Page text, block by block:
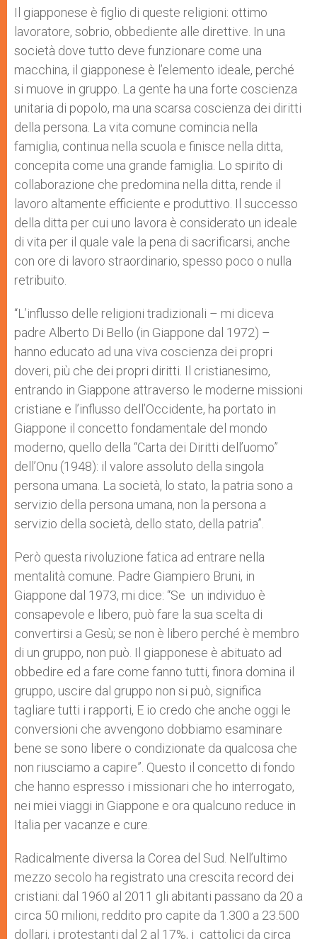
Il giapponese è figlio di queste religioni: ottimo
lavoratore, sobrio, obbediente alle direttive. In una
società dove tutto deve funzionare come una
macchina, il giapponese è l’elemento ideale, perché
si muove in gruppo. La gente ha una forte coscienza
unitaria di popolo, ma una scarsa coscienza dei diritti
della persona. La vita comune comincia nella
famiglia, continua nella scuola e finisce nella ditta,
concepita come una grande famiglia. Lo spirito di
collaborazione che predomina nella ditta, rende il
lavoro altamente efficiente e produttivo. Il successo
della ditta per cui uno lavora è considerato un ideale
di vita per il quale vale la pena di sacrificarsi, anche
con ore di lavoro straordinario, spesso poco o nulla
retribuito.
“L’influsso delle religioni tradizionali – mi diceva
padre Alberto Di Bello (in Giappone dal 1972) –
hanno educato ad una viva coscienza dei propri
doveri, più che dei propri diritti. Il cristianesimo,
entrando in Giappone attraverso le moderne missioni
cristiane e l’influsso dell’Occidente, ha portato in
Giappone il concetto fondamentale del mondo
moderno, quello della “Carta dei Diritti dell’uomo”
dell’Onu (1948): il valore assoluto della singola
persona umana. La società, lo stato, la patria sono a
servizio della persona umana, non la persona a
servizio della società, dello stato, della patria”.
Però questa rivoluzione fatica ad entrare nella
mentalità comune. Padre Giampiero Bruni, in
Giappone dal 1973, mi dice: “Se un individuo è
consapevole e libero, può fare la sua scelta di
convertirsi a Gesù; se non è libero perché è membro
di un gruppo, non può. Il giapponese è abituato ad
obbedire ed a fare come fanno tutti, finora domina il
gruppo, uscire dal gruppo non si può, significa
tagliare tutti i rapporti, E io credo che anche oggi le
conversioni che avvengono dobbiamo esaminare
bene se sono libere o condizionate da qualcosa che
non riusciamo a capire”. Questo il concetto di fondo
che hanno espresso i missionari che ho interrogato,
nei miei viaggi in Giappone e ora qualcuno reduce in
Italia per vacanze e cure.
Radicalmente diversa la Corea del Sud. Nell’ultimo
mezzo secolo ha registrato una crescita record dei
cristiani: dal 1960 al 2011 gli abitanti passano da 20 a
circa 50 milioni, reddito pro capite da 1.300 a 23.500
dollari, i protestanti dal 2 al 17%, i cattolici da circa